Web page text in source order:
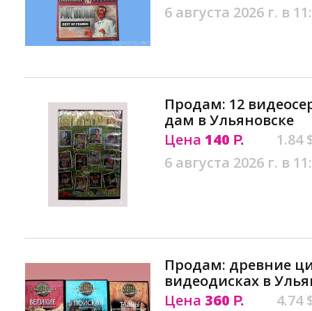
6 августа 2026 г. в
Продам: 12
дам в Ульяновске
Цена 140 Р.
1.84
6 августа 2026 г. в
Продам: древние
видеодисках в
Цена 360 Р.
4.74